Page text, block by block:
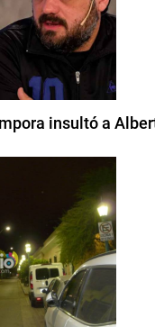
insultó a